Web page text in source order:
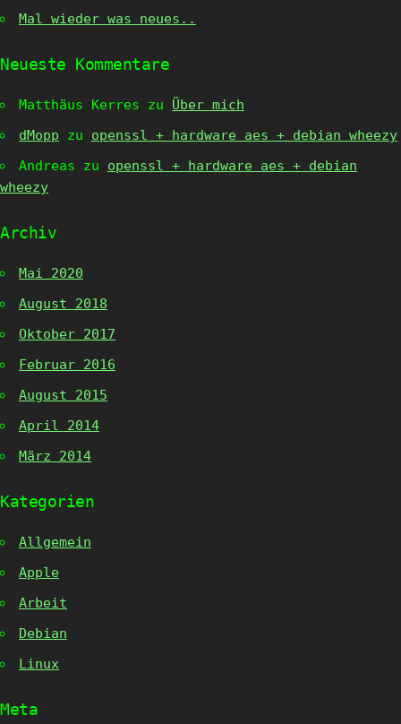
Mal wieder was neues..
Neueste Kommentare
Matthäus Kerres zu Über mich
dMopp zu openssl + hardware aes + debian wheezy
Andreas zu openssl + hardware aes + debian
wheezy
Archiv
Mai 2020
August 2018
Oktober 2017
Februar 2016
August 2015
April 2014
März 2014
Kategorien
Allgemein
Apple
Arbeit
Debian
Linux
Meta